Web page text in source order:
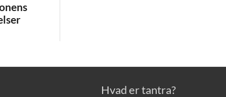
Hvad er tantra?